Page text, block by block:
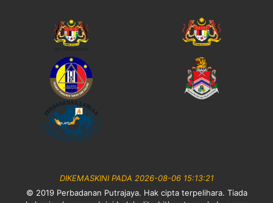
DIKEMASKINI PADA 2026-08-06 15:13:21
© 2019 Perbadanan Putrajaya. Hak cipta terpelihara. Tiada